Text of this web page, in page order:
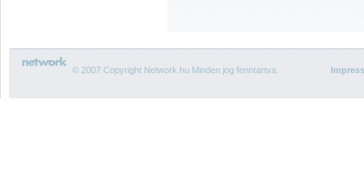
© 2007 Copyright Network.hu Minden jog fenntartva.